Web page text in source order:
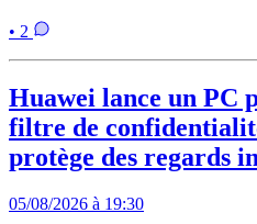
• 2
Huawei lance un PC
filtre de
protège des regards
05/08/2026 à 19:30